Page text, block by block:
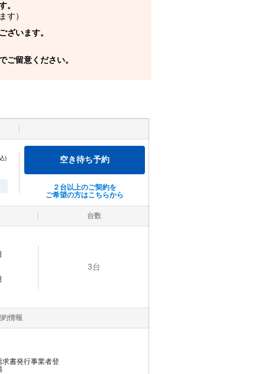
。
す）
ざいます。
ご留意ください。
)
空き待ち予約
２台以上のご契約を
ご希望の方はこちらから
台数
3台
情報
求書発行事業者登